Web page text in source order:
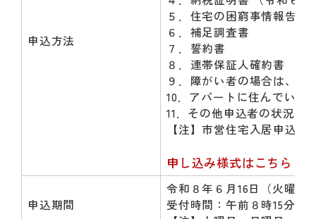
申込方法
５．住宅の困窮事情報告書
６．補足調査書
７．誓約書
８．連帯保証人確約書
９．障がい者の場合は、障
10．アパートに住んでいる
11．その他申込者の状況
【注】市営住宅入居申込
申し込み様式はこちら
申込期間
令和８年６月16日（火曜日
受付時間：午前８時15分か